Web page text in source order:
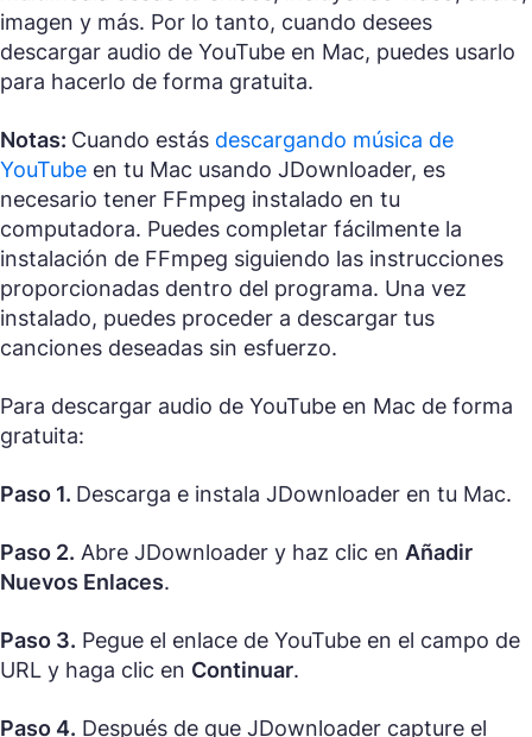
imagen y más. Por lo tanto, cuando desees
descargar audio de YouTube en Mac, puedes usarlo
para hacerlo de forma gratuita.
Notas: Cuando estás descargando música de
YouTube en tu Mac usando JDownloader, es
necesario tener FFmpeg instalado en tu
computadora. Puedes completar fácilmente la
instalación de FFmpeg siguiendo las instrucciones
proporcionadas dentro del programa. Una vez
instalado, puedes proceder a descargar tus
canciones deseadas sin esfuerzo.
Para descargar audio de YouTube en Mac de forma
gratuita:
Paso 1. Descarga e instala JDownloader en tu Mac.
Paso 2. Abre JDownloader y haz clic en Añadir
Nuevos Enlaces.
Paso 3. Pegue el enlace de YouTube en el campo de
URL y haga clic en Continuar.
Paso 4. Después de que JDownloader capture el